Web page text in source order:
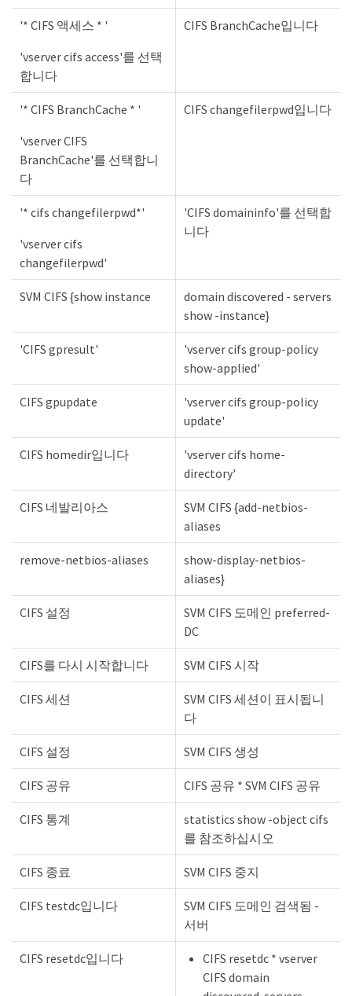
'* CIFS 액세스 * '
'vserver cifs access'를 선택
합니다
CIFS BranchCache입니다
'* CIFS BranchCache * '
'vserver CIFS
BranchCache'를 선택합니
다
CIFS changefilerpwd입니다
'* cifs changefilerpwd*'
'vserver cifs
changefilerpwd'
'CIFS domaininfo'를 선택합
니다
SVM CIFS {show instance
domain discovered - servers
show -instance}
'CIFS gpresult'
'vserver cifs group-policy
show-applied'
CIFS gpupdate
'vserver cifs group-policy
update'
CIFS homedir입니다
'vserver cifs home-
directory'
CIFS 네발리아스
SVM CIFS {add-netbios-
aliases
remove-netbios-aliases
show-display-netbios-
aliases}
CIFS 설정
SVM CIFS 도메인 preferred-
DC
CIFS를 다시 시작합니다 SVM CIFS 시작
CIFS 세션
SVM CIFS 세션이 표시됩니
다
CIFS 설정 SVM CIFS 생성
CIFS 공유 CIFS 공유 * SVM CIFS 공유
CIFS 통계
statistics show -object cifs
를 참조하십시오
CIFS 종료 SVM CIFS 중지
CIFS testdc입니다
SVM CIFS 도메인 검색됨 -
서버
CIFS resetdc입니다
CIFS resetdc * vserver
CIFS domain